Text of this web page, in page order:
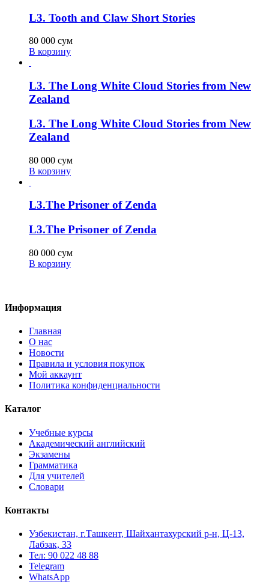
L3. Tooth and Claw Short Stories
80 000 сум
В корзину
L3. The Long White Cloud Stories from New
Zealand
L3. The Long White Cloud Stories from New
Zealand
80 000 сум
В корзину
L3.The Prisoner of Zenda
L3.The Prisoner of Zenda
80 000 сум
В корзину
Информация
Главная
О нас
Новости
Правила и условия покупок
Мой аккаунт
Политика конфиденциальности
Каталог
Учебные курсы
Академический английский
Экзамены
Грамматика
Для учителей
Словари
Контакты
Узбекистан, г.Ташкент, Шайхантахурский р-н, Ц-13,
Лабзак, 33
Тел: 90 022 48 88
Telegram
WhatsApp